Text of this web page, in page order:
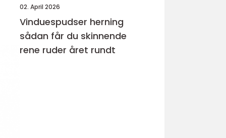
02. April 2026
Vinduespudser herning
sådan får du skinnende
rene ruder året rundt